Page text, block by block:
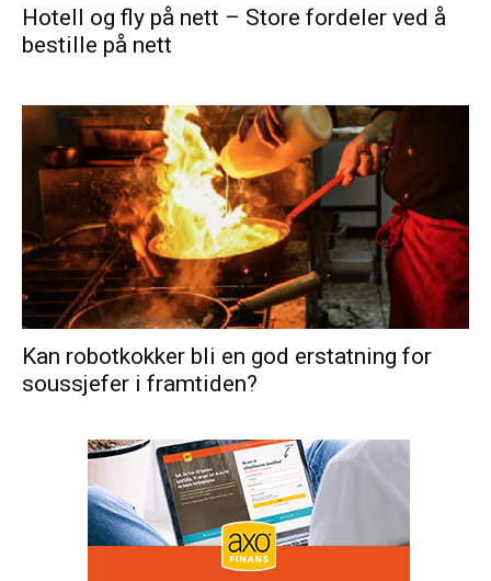
Hotell og fly på nett – Store fordeler ved å
bestille på nett
Kan robotkokker bli en god erstatning for
soussjefer i framtiden?